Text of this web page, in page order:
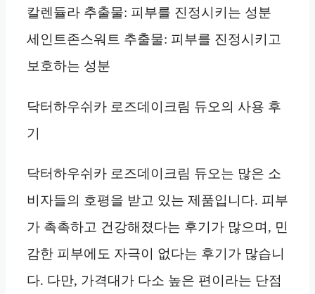
칼렌듈라 추출물: 피부를 진정시키는 성분
세인트존스워트 추출물: 피부를 진정시키고
보호하는 성분
닥터하우쉬카 로즈데이크림 듀오의 사용 후
기
닥터하우쉬카 로즈데이크림 듀오는 많은 소
비자들의 호평을 받고 있는 제품입니다. 피부
가 촉촉하고 건강해졌다는 후기가 많으며, 민
감한 피부에도 자극이 없다는 후기가 많습니
다. 다만, 가격대가 다소 높은 편이라는 단점